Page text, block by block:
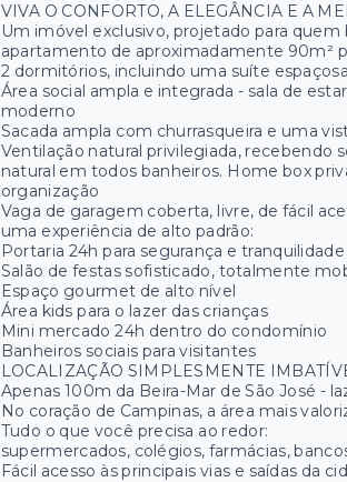
VIVA O CONFORTO, A ELEGÂNCIA E A
Um imóvel exclusivo, projetado para
apartamento de aproximadamente 90m²
2 dormitórios, incluindo uma suíte espaçosa
Área social ampla e integrada - sala de
moderno
Sacada ampla com churrasqueira e uma
Ventilação natural privilegiada, recebendo
natural em todos banheiros. Home box
organização
Vaga de garagem coberta, livre, de fácil
uma experiência de alto padrão:
Portaria 24h para segurança e tranquilidade
Salão de festas sofisticado, totalmente
Espaço gourmet de alto nível
Área kids para o lazer das crianças
Mini mercado 24h dentro do condomínio
Banheiros sociais para visitantes
LOCALIZAÇÃO SIMPLESMENTE
Apenas 100m da Beira-Mar de São José -
No coração de Campinas, a área mais
Tudo o que você precisa ao redor:
supermercados, colégios, farmácias,
Fácil acesso às principais vias e saídas da